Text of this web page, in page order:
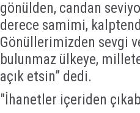
gönülden, candan
derece samimi,
Gönüllerimizden sevgi
bulunmaz ülkeye,
açık etsin” dedi.
"İhanetler içeriden